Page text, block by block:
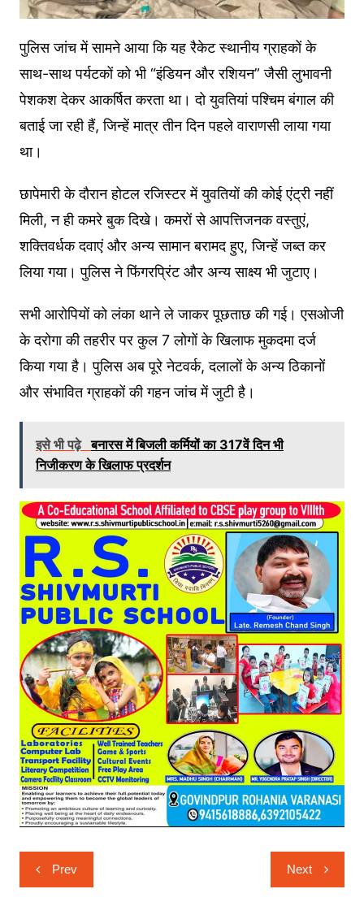
पुलिस जांच में सामने आया कि यह रैकेट स्थानीय ग्राहकों के
साथ-साथ पर्यटकों को भी “इंडियन और रशियन” जैसी लुभावनी
पेशकश देकर आकर्षित करता था। दो युवतियां पश्चिम बंगाल की
बताई जा रही हैं, जिन्हें मात्र तीन दिन पहले वाराणसी लाया गया
था।
छापेमारी के दौरान होटल रजिस्टर में युवतियों की कोई एंट्री नहीं
मिली, न ही कमरे बुक दिखे। कमरों से आपत्तिजनक वस्तुएं,
शक्तिवर्धक दवाएं और अन्य सामान बरामद हुए, जिन्हें जब्त कर
लिया गया। पुलिस ने फिंगरप्रिंट और अन्य साक्ष्य भी जुटाए।
सभी आरोपियों को लंका थाने ले जाकर पूछताछ की गई। एसओजी
के दरोगा की तहरीर पर कुल 7 लोगों के खिलाफ मुकदमा दर्ज
किया गया है। पुलिस अब पूरे नेटवर्क, दलालों के अन्य ठिकानों
और संभावित ग्राहकों की गहन जांच में जुटी है।
इसे भी पढ़े बनारस में बिजली कर्मियों का 317वें दिन भी
निजीकरण के खिलाफ प्रदर्शन
Post
navigation
Prev Next